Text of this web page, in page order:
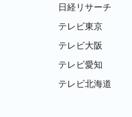
日経リサーチ
テレビ東京
テレビ大阪
テレビ愛知
テレビ北海道